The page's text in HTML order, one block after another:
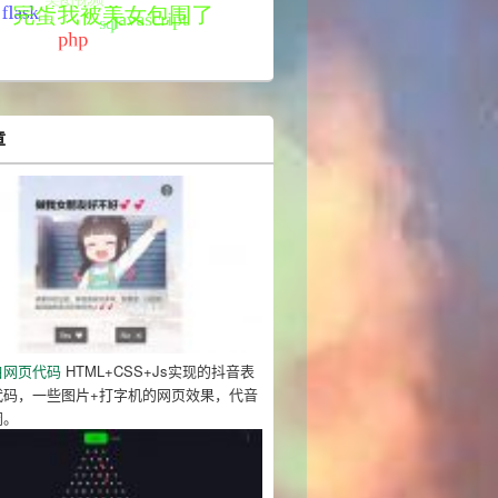
></script>
6.4.0/css/all.min.css"
页代码 HTML+CSS+Js实现的抖音表
，一些图片+打字机的网页效果，代音